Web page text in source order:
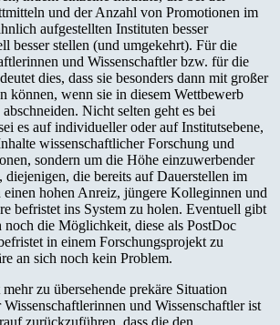
und der Anzahl von Promotionen im
aufgestellten Instituten besser
besser stellen (und umgekehrt). Für die
und Wissenschaftler bzw. für die
dies, dass sie besonders dann mit großer
können, wenn sie in diesem Wettbewerb
Nicht selten geht es bei
es auf individueller oder auf Institutsebene,
wissenschaftlicher Forschung und
sondern um die Höhe einzuwerbender
die bereits auf Dauerstellen im
einen hohen Anreiz, jüngere Kolleginnen und
befristet ins System zu holen. Eventuell gibt
noch die Möglichkeit, diese als PostDoc
in einem Forschungsprojekt zu
an sich noch kein Problem.
zu übersehende prekäre Situation
und Wissenschaftler ist
zurückzuführen, dass die den